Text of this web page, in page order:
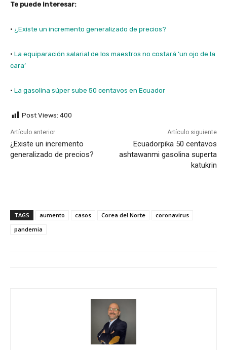
Te puede interesar:
· ¿Existe un incremento generalizado de precios?
· La equiparación salarial de los maestros no costará ‘un ojo de la
cara’
· La gasolina súper sube 50 centavos en Ecuador
Post Views: 400
Artículo anterior
¿Existe un incremento
generalizado de precios?
Artículo siguiente
Ecuadorpika 50 centavos
ashtawanmi gasolina superta
katukrin
TAGS aumento casos Corea del Norte
coronavirus
pandemia